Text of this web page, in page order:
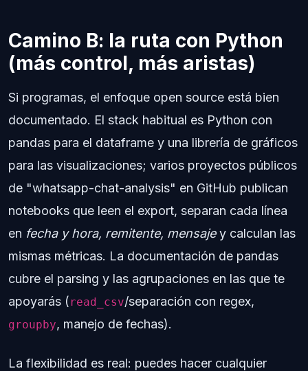
Camino B: la ruta con Python
(más control, más aristas)
Si programas, el enfoque open source está bien
documentado. El stack habitual es Python con
pandas para el dataframe y una librería de gráficos
para las visualizaciones; varios proyectos públicos
de "whatsapp-chat-analysis" en GitHub publican
notebooks que leen el export, separan cada línea
en fecha y hora, remitente, mensajey calculan las
mismas métricas. La documentación de pandas
cubre el parsing y las agrupaciones en las que te
apoyarás (read_csv/separación con regex,
groupby, manejo de fechas).
La flexibilidad es real: puedes hacer cualquier